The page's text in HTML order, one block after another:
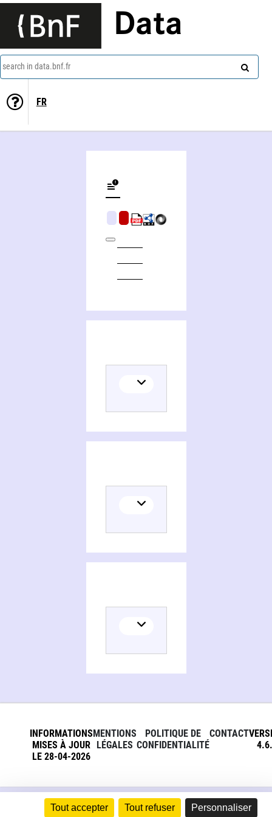
Tout accepter Tout refuser Personnaliser
Data
search in data.bnf.fr
FR
INFORMATIONS
MISES À JOUR
LE 28-04-2026
MENTIONS
LÉGALES
POLITIQUE DE
CONFIDENTIALITÉ
CONTACT